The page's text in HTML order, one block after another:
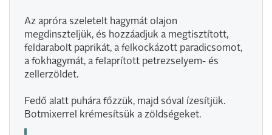
Az apróra szeletelt hagymát olajon
megdinszteljük, és hozzáadjuk a megtisztított,
feldarabolt paprikát, a felkockázott paradicsomot,
a fokhagymát, a felaprított petrezselyem- és
zellerzöldet.
Fedő alatt puhára főzzük, majd sóval ízesítjük.
Botmixerrel krémesítsük a zöldségeket.